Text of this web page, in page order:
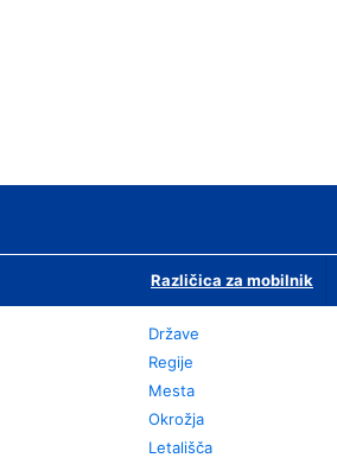
Različica za mobilnik
Države
Regije
Mesta
Okrožja
Letališča